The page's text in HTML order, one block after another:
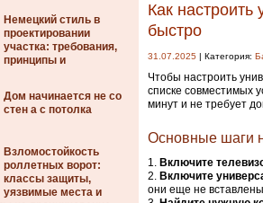
Немецкий стиль в
проектировании
участка: требования,
принципы и
Дом начинается не со
стен а с потолка
Взломостойкость
роллетных ворот:
классы защиты,
уязвимые места и
Как настроить
быстро
31.07.2025 | Категория:
Чтобы настроить
списке совместимых
минут и не требует
Основные шаги
Включите
Включите
они еще не